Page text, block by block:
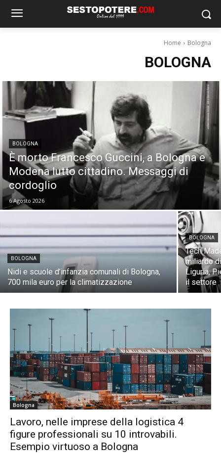
Home Bologna
BOLOGNA
BOLOGNA
È morto Francesco Guccini, a Bologna e
Modena lutto cittadino. Messaggi di
cordoglio
6 Agosto 2026
BOLOGNA
Nidi e scuole d’infanzia comunali di Bologna,
700 mila euro per la climatizzazione
BOLOGNA
Tech
miliardo
Liguria,
il settore
Bologna
Lavoro, nelle imprese della logistica 4
figure professionali su 10 introvabili.
Esempio virtuoso a Bologna